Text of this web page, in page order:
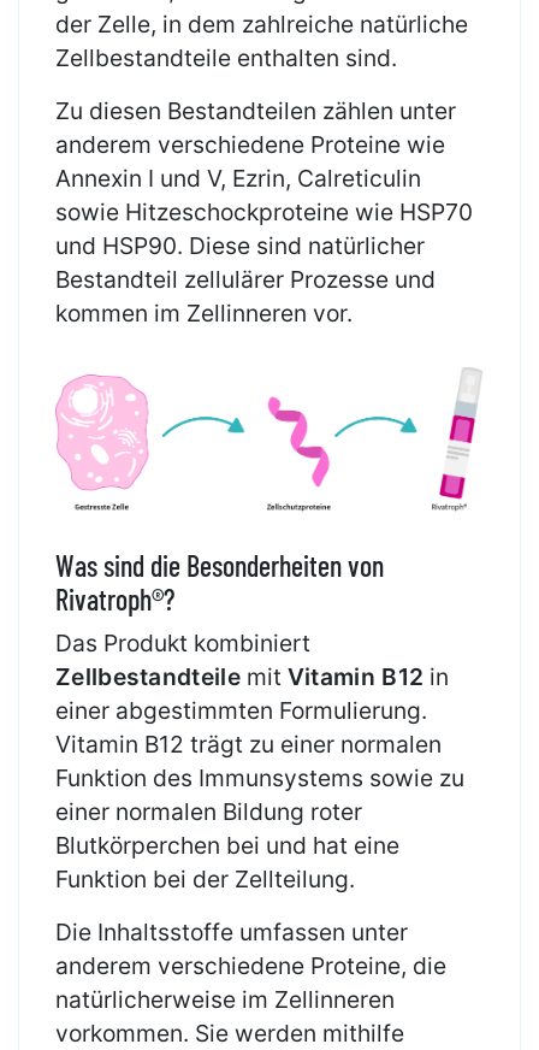
der Zelle, in dem zahlreiche natürliche
Zellbestandteile enthalten sind.
Zu diesen Bestandteilen zählen unter
anderem verschiedene Proteine wie
Annexin I und V, Ezrin, Calreticulin
sowie Hitzeschockproteine wie HSP70
und HSP90. Diese sind natürlicher
Bestandteil zellulärer Prozesse und
kommen im Zellinneren vor.
Was sind die Besonderheiten von
Rivatroph®?
Das Produkt kombiniert
Zellbestandteilemit Vitamin B12 in
einer abgestimmten Formulierung.
Vitamin B12 trägt zu einer normalen
Funktion des Immunsystems sowie zu
einer normalen Bildung roter
Blutkörperchen bei und hat eine
Funktion bei der Zellteilung.
Die Inhaltsstoffe umfassen unter
anderem verschiedene Proteine, die
natürlicherweise im Zellinneren
vorkommen. Sie werden mithilfe